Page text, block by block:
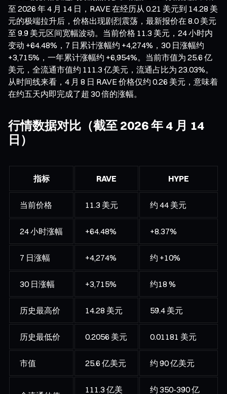
至 2026 年 4 月 14 日，RAVE 在经历从 0.21 美元到 14.28 美
元的极端拉升后，价格出现剧烈震荡，最新报价在 8.0 美元
至 9.9 美元区间宽幅波动。当前价格 11.3 美元，24 小时内
变动 +64.48%，7 日累计涨幅约 +4,274%，30 日涨幅约
+3,715%，一年累计涨幅约 +6,954%。当前市值为 25.6 亿
美元，全流通市值约 111.3 亿美元，流通占比为 23.03%。
从时间线来看，4 月 8 日 RAVE 价格仅约 0.26 美元，意味着
在约五天内即完成了超 30 倍的涨幅。
行情数据对比（截至 2026 年 4 月 14
日）
指标 RAVE HYPE
当前价格 11.3 美元 约 44 美元
24 小时涨幅 +64.48% +8.37%
7 日涨幅 +4,274% 约 +10%
30 日涨幅 +3,715% 约18 %
历史最高价 14.28 美元 59.4 美元
历史最低价 0.2056 美元 0.01181 美元
市值 25.6 亿美元 约 90 亿美元
111.3 亿美
约 350-390 亿